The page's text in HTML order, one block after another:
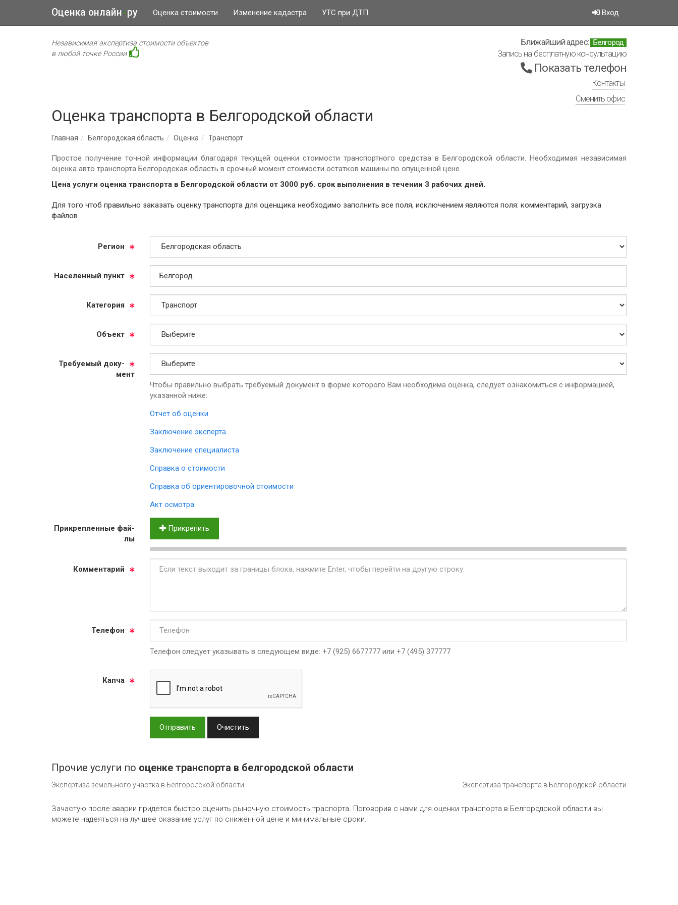
Оценка онлайн • ру Оценка стоимости Изменение кадастра УТС при ДТП Вход
Независимая экспертиза стоимости объектов
в любой точке России
Ближайший адрес: Белгород
Запись на бесплатную консультацию
Показать телефон
Контакты
Сменить офис
Оценка транспорта в Белгородской области
Главная Белгородская область Оценка Транспорт
Простое получение точной информации благодаря текущей оценки стоимости транспортного средства в Белгородской области. Необходимая независимая
оценка авто транспорта Белгородская область в срочный момент стоимости остатков машины по опущенной цене.
Цена услуги оценка транспорта в Белгородской области от 3000 руб. cрок выполнения в течении 3 рабочих дней.
Для того чтоб правильно заказать оценку транспорта для оценщика необходимо заполнить все поля, исключением являются поля: комментарий, загрузка
файлов
Ре­ги­он
На­се­лен­ный пункт
Ка­те­го­рия
Объ­ект
Тре­бу­емый до­ку­
мент
Чтобы правильно выбрать требуемый документ в форме которого Вам необходима оценка, следует ознакомиться с информацией,
указанной ниже:
Отчет об оценки
Заключение эксперта
Заключение специалиста
Справка о стоимости
Справка об ориентировочной стоимости
Акт осмотра
Прик­реп­лен­ные фай­
лы
Прикрепить
Ком­мен­та­рий
Те­ле­фон
Телефон следует указывать в следующем виде: +7 (925) 6677777 или +7 (495) 377777
Кап­ча
Отправить Очистить
Прочие услуги по оценке транспорта в белгородской области
Экспертиза земельного участка в Белгородской области Экспертиза транспорта в Белгородской области
Зачастую после аварии придется быстро оценить рыночную стоимость траспорта. Поговорив с нами для оценки транспорта в Белгородской области вы
можете надеяться на лучшее оказание услуг по сниженной цене и минимальные сроки.